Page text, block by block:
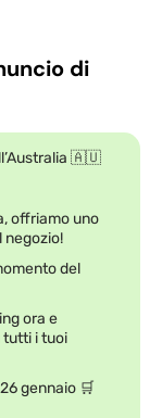
di
🇦🇺
offriamo uno
negozio!
del
ora e
i tuoi
gennaio 🛒